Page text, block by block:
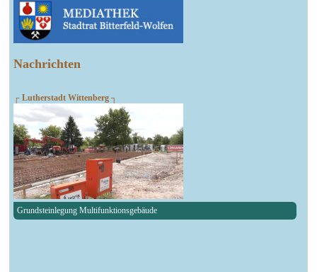
Nachrichten
┌ Lutherstadt Wittenberg ┐
Grundsteinlegung Multifunktionsgebäude